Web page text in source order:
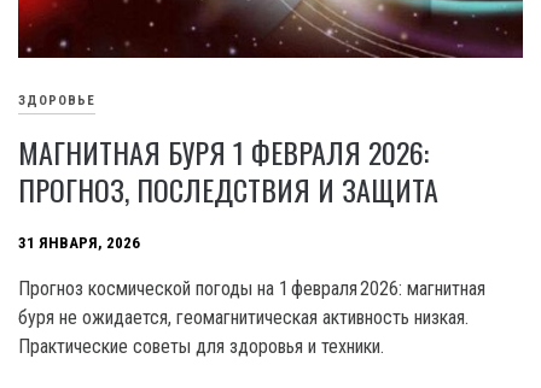
ЗДОРОВЬЕ
МАГНИТНАЯ БУРЯ 1 ФЕВРАЛЯ 2026:
ПРОГНОЗ, ПОСЛЕДСТВИЯ И ЗАЩИТА
31 ЯНВАРЯ, 2026
Прогноз космической погоды на 1 февраля 2026: магнитная
буря не ожидается, геомагнитическая активность низкая.
Практические советы для здоровья и техники.